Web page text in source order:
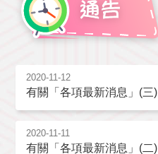
2020-11-12
有關「各項最新消息」(三)
2020-11-11
有關「各項最新消息」(二)